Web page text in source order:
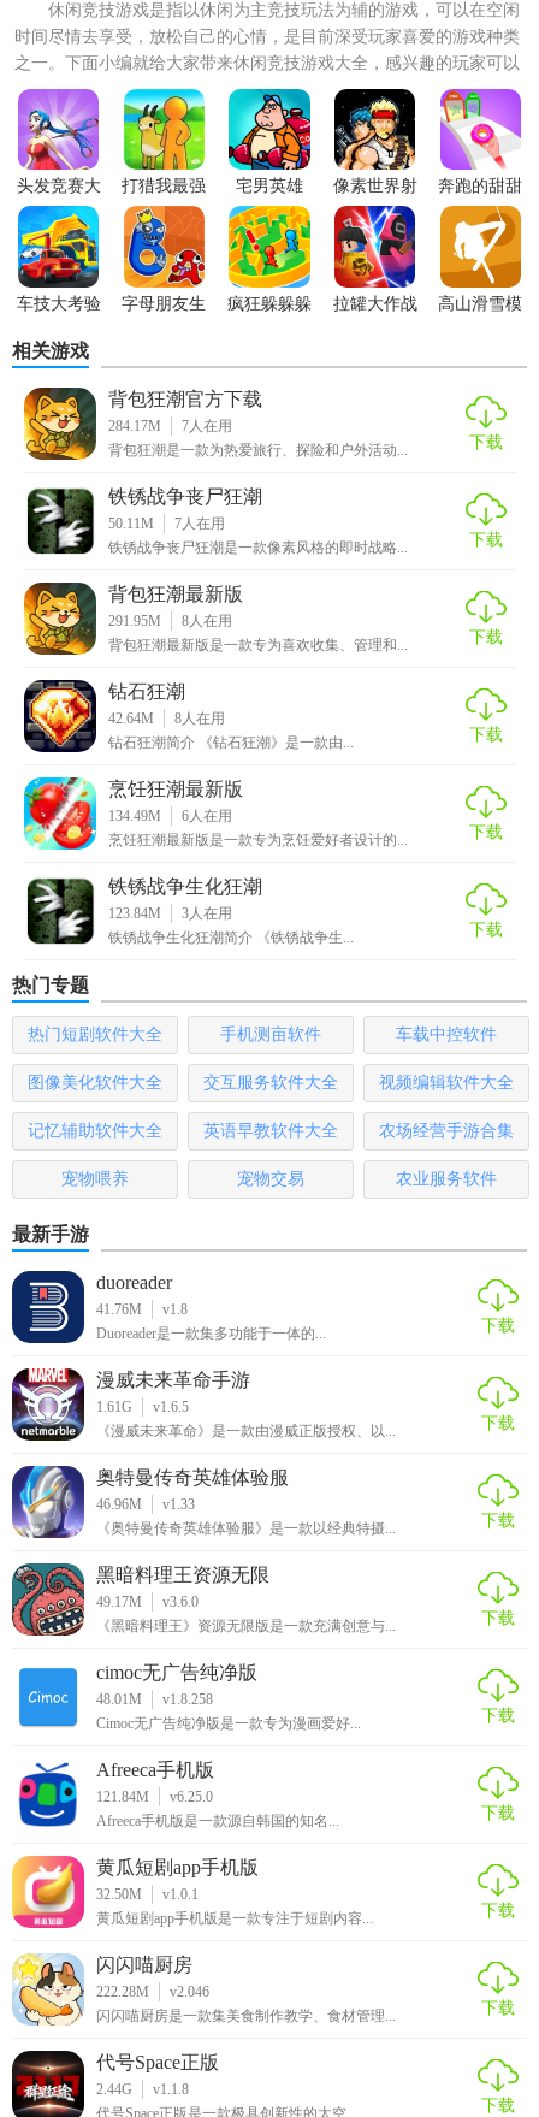
1. 多样化的赛道：游戏提供了多种不同风格的赛道，包括城
市街道、乡村小路、山地越野等，让玩家体验不同的骑行乐
趣。
2. 真实的物理引擎：游戏采用了逼真的物理引擎，让自行车
的操控更加真实，玩家需要掌握平衡、加速和刹车等技巧，
才能更好地完成比赛。
3. 与好友对战：玩家可以邀请好友一起加入游戏，进行一对
一的对战，比拼谁的技巧更高超。
【自行车狂潮特色】
1. 丰富的游戏模式：除了普通的 模式，游戏还提供了特
技模式、计时赛模式等，让玩家挑战自己的极限。
细腻的画面效果和真实的场景氛围，给玩家带来极致的视觉
享受。
3. 完善的社交功能：玩家可以通过游戏内的社交功能，与其
他玩家交流心得、分享技巧，共同进步。
具，让玩家的游戏体验保持新鲜感。
【自行车狂潮攻略】
1. 熟悉赛道：在比赛前，玩家需要熟悉赛道的特点和难点，
合理规划行驶路线，避免不必要的失误。
的。玩家需要注意控制车速和重心转移，避免摔倒。
3. 合理使用道具：游戏中有各种道具可以帮助玩家提高成
绩。玩家需要合理使用这些道具，例如加速、防御等。
4. 与好友合作：在对战模式中，与好友合作可以更好地对抗
【自行车狂潮推荐】
戏。它拥有多样化的赛道、真实的物理引擎和丰富的游戏模
式等特点。同时，游戏还具备完善的社交功能和不断更新的
戏或者想尝试不同类型的运动游戏，那么自行车狂潮绝对是
一个不错的选择。
休闲竞技游戏是指以休闲为主竞技玩法为辅的游戏，可以在空闲
时间尽情去享受，放松自己的心情，是目前深受玩家喜爱的游戏种类
之一。下面小编就给大家带来休闲竞技游戏大全，感兴趣的玩家可以
来下载！
头发竞赛大
乱斗
打猎我最强 宅男英雄
像素世界射
击
奔跑的甜甜
圈
车技大考验
字母朋友生
疯狂躲躲躲 拉罐大作战
高山滑雪模
相关游戏
背包狂潮官方下载
284.17M 7 人在用
背包狂潮是一款为热爱旅行、探险和户外活动...
下载
铁锈战争丧尸狂潮
50.11M 7 人在用
铁锈战争丧尸狂潮是一款像素风格的即时战略...
下载
背包狂潮最新版
291.95M 8 人在用
背包狂潮最新版是一款专为喜欢收集、管理和...
下载
钻石狂潮
42.64M 8 人在用
钻石狂潮简介 《钻石狂潮》是一款由...
下载
烹饪狂潮最新版
134.49M 6 人在用
烹饪狂潮最新版是一款专为烹饪爱好者设计的...
下载
铁锈战争生化狂潮
123.84M 3 人在用
铁锈战争生化狂潮简介 《铁锈战争生...
下载
热门专题
热门短剧软件大全 手机测亩软件 车载中控软件
图像美化软件大全 交互服务软件大全 视频编辑软件大全
记忆辅助软件大全 英语早教软件大全 农场经营手游合集
宠物喂养 宠物交易 农业服务软件
最新手游
duoreader
41.76M
v1.8
Duoreader是一款集多功能于一体的...
下载
漫威未来革命手游
1.61G
v1.6.5
《漫威未来革命》是一款由漫威正版授权、以...
下载
奥特曼传奇英雄体验服
46.96M
v1.33
《奥特曼传奇英雄体验服》是一款以经典特摄...
下载
黑暗料理王资源无限
49.17M
v3.6.0
《黑暗料理王》资源无限版是一款充满创意与...
下载
cimoc无广告纯净版
48.01M
v1.8.258
Cimoc无广告纯净版是一款专为漫画爱好...
下载
Afreeca手机版
121.84M
v6.25.0
Afreeca手机版是一款源自韩国的知名...
下载
黄瓜短剧app手机版
32.50M
v1.0.1
黄瓜短剧app手机版是一款专注于短剧内容...
下载
闪闪喵厨房
222.28M
v2.046
闪闪喵厨房是一款集美食制作教学、食材管理...
下载
代号Space正版
2.44G
v1.1.8
代号Space正版是一款极具创新性的太空...
下载